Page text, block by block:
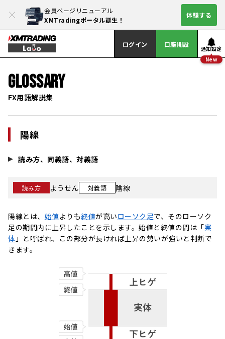
会員ページリニューアル
XMTradingポータル誕生！
体験する
ログイン 口座開設
通知設定
New
GLOSSARY
FX用語解説集
陽線
読み方、同義語、対義語
読み方 ようせん 対義語 陰線
陽線とは、 始値よりも終値が高いローソク足で、そのローソク
足の期間内に上昇したことを示します。始値と終値の間は「実
体 」と呼ばれ、この部分が長ければ上昇の勢いが強いと判断で
きます。